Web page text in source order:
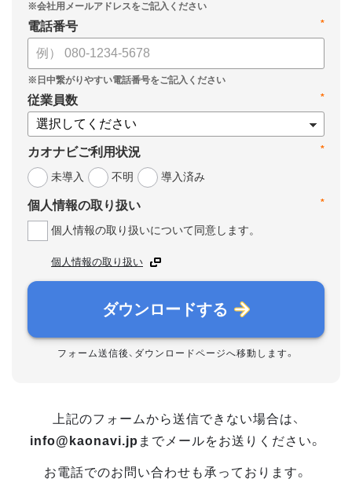
*
電話番号
*
従業員数
*
カオナビご利用状況
未導入
不明 導入済み
*
個人情報の取り扱い
個人情報の取り扱いについて同意します。
個人情報の取り扱い
ダウンロードする
フォーム送信後、ダウンロードページへ移動します。
上記のフォームから送信できない場合は、
info@kaonavi.jp までメールをお送りください。
お電話でのお問い合わせも承っております。